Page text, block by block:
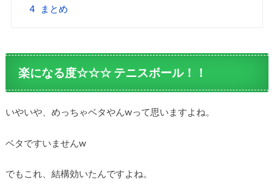
4 まとめ
楽になる度☆☆☆ テニスボール！！
いやいや、めっちゃベタやんwって思いますよね。
ベタですいませんw
でもこれ、結構効いたんですよね。